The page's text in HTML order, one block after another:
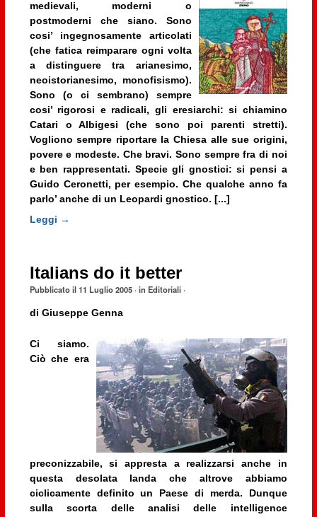
medievali, moderni o
postmoderni che siano. Sono
cosi’ ingegnosamente articolati
(che fatica reimparare ogni volta
a distinguere tra arianesimo,
neoistorianesimo, monofisismo).
Sono (o ci sembrano) sempre
cosi’ rigorosi e radicali, gli eresiarchi: si chiamino
Catari o Albigesi (che sono poi parenti stretti).
Vogliono sempre riportare la Chiesa alle sue origini,
povere e modeste. Che bravi. Sono sempre fra di noi
e ben rappresentati. Specie gli gnostici: si pensi a
Guido Ceronetti, per esempio. Che qualche anno fa
parlo’ anche di un Leopardi gnostico. [...]
Leggi →
Italians do it better
Pubblicato il11 Luglio 2005· in Editoriali·
di Giuseppe Genna
Ci siamo.
Ciò che era
preconizzabile, si appresta a realizzarsi anche in
questa desolata landa che altrove abbiamo
ciclicamente definito un Paese di merda. Dunque
sulla scorta delle analisi delle intelligence